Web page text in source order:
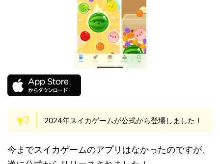
2024年スイカゲームが公式から登場しました！
今までスイカゲームのアプリはなかったのですが、